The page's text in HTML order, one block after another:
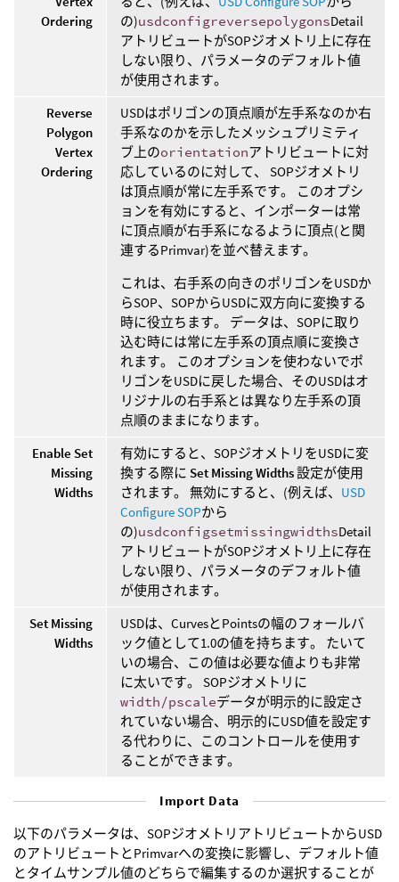
Ordering
の)usdconfigreversepolygonsDetail
アトリビュートがSOPジオメトリ上に存在
しない限り、パラメータのデフォルト値
が使用されます。
Reverse
Polygon
Vertex
Ordering
USDはポリゴンの頂点順が左手系なのか右
手系なのかを示したメッシュプリミティ
ブ上のorientationアトリビュートに対
応しているのに対して、 SOPジオメトリ
は頂点順が常に左手系です。 このオプシ
ョンを有効にすると、インポーターは常
に頂点順が右手系になるように頂点(と関
連するPrimvar)を並べ替えます。
これは、右手系の向きのポリゴンをUSDか
らSOP、SOPからUSDに双方向に変換する
時に役立ちます。 データは、SOPに取り
込む時には常に左手系の頂点順に変換さ
れます。 このオプションを使わないでポ
リゴンをUSDに戻した場合、そのUSDはオ
リジナルの右手系とは異なり左手系の頂
点順のままになります。
Enable Set
Missing
Widths
有効にすると、SOPジオメトリをUSDに変
換する際に Set Missing Widths設定が使用
されます。 無効にすると、(例えば、 USD
Configure SOPから
の)usdconfigsetmissingwidthsDetail
アトリビュートがSOPジオメトリ上に存在
しない限り、パラメータのデフォルト値
が使用されます。
Set Missing
Widths
USDは、CurvesとPointsの幅のフォールバ
ック値として1.0の値を持ちます。 たいて
いの場合、この値は必要な値よりも非常
に太いです。 SOPジオメトリに
width/pscaleデータが明示的に設定さ
れていない場合、明示的にUSD値を設定す
る代わりに、このコントロールを使用す
ることができます。
Import Data
以下のパラメータは、SOPジオメトリアトリビュートからUSD
のアトリビュートとPrimvarへの変換に影響し、デフォルト値
とタイムサンプル値のどちらで編集するのか選択することが